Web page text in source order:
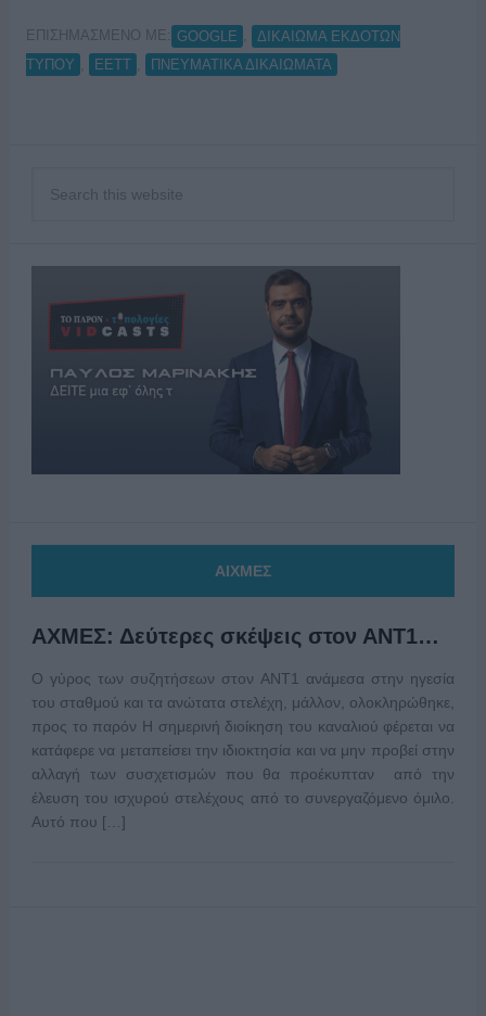
ΕΠΙΣΗΜΑΣΜΕΝΟ ΜΕ: GOOGLE
ΔΙΚΑΙΩΜΑ ΕΚΔΟΤΩΝ
ΤΥΠΟΥ
ΕΕΤΤ ΠΝΕΥΜΑΤΙΚΑ ΔΙΚΑΙΩΜΑΤΑ
ΑΙΧΜΕΣ
ΑΧΜΕΣ: Δεύτερες σκέψεις στον ΑΝΤ1…
Ο γύρος των συζητήσεων στον ΑΝΤ1 ανάμεσα στην ηγεσία
του σταθμού και τα ανώτατα στελέχη, μάλλον, ολοκληρώθηκε,
προς το παρόν Η σημερινή διοίκηση του καναλιού φέρεται να
κατάφερε να μεταπείσει την ιδιοκτησία και να μην προβεί στην
αλλαγή των συσχετισμών που θα προέκυπταν από την
έλευση του ισχυρού στελέχους από το συνεργαζόμενο όμιλο.
Αυτό που […]